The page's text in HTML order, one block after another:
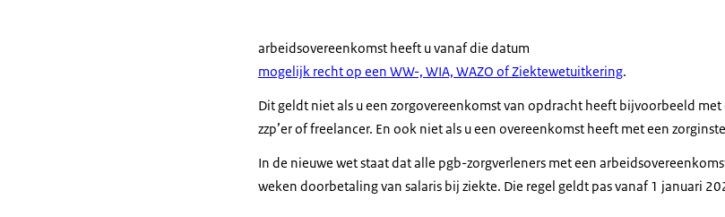
arbeidsovereenkomst heeft u vanaf die datum
mogelijk recht op een WW-, WIA, WAZO of Ziektewetuitkering.
Dit geldt niet als u een zorgovereenkomst van opdracht heeft bijvoorbeeld
zzp’er of freelancer. En ook niet als u een overeenkomst heeft met een
In de nieuwe wet staat dat alle pgb-zorgverleners met een
weken doorbetaling van salaris bij ziekte. Die regel geldt pas vanaf 1 januari